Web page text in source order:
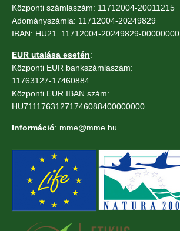
Központi számlaszám: 11712004-20011215
Adományszámla: 11712004-20249829
IBAN: HU21 11712004-20249829-00000000
EUR utalása esetén:
Központi EUR bankszámlaszám:
11763127-17460884
Központi EUR IBAN szám:
HU71117631271746088400000000
Információ: mme@mme.hu